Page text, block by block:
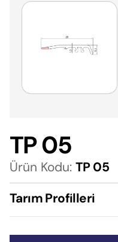
TP 05
Ürün Kodu: TP 05
Tarım Profilleri